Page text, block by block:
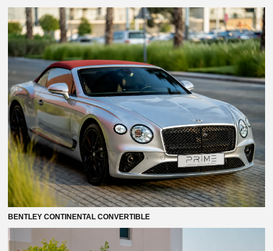
BENTLEY CONTINENTAL CONVERTIBLE